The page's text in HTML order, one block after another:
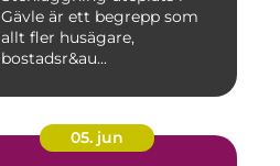
Gävle är ett begrepp som
allt fler husägare,
bostadsr&au...
05. jun